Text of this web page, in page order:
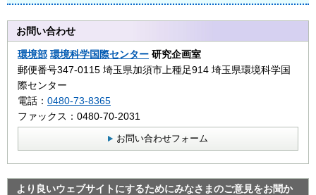
お問い合わせ
環境部 環境科学国際センター 研究企画室
郵便番号347-0115 埼玉県加須市上種足914 埼玉県環境科学国
際センター
電話： 0480-73-8365
ファックス：0480-70-2031
お問い合わせフォーム
より良いウェブサイトにするためにみなさまのご意見をお聞か